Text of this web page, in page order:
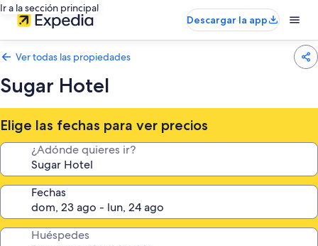
Ir a la sección principal
Descargar la app
Ver todas las propiedades
Sugar Hotel
Elige las fechas para ver precios
¿Adónde quieres ir?
Fechas
Huéspedes